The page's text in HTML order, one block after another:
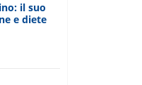
il suo
e diete